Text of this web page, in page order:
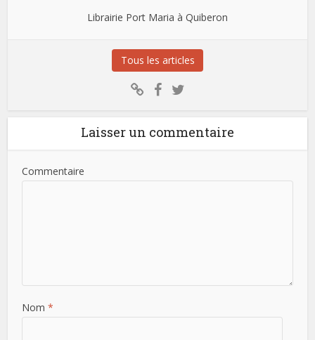
Librairie Port Maria à Quiberon
Tous les articles
Laisser un commentaire
Commentaire
Nom *